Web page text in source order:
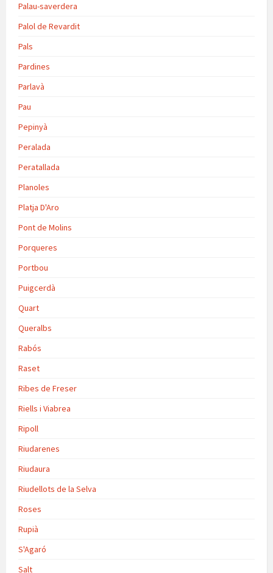
Palau-saverdera
Palol de Revardit
Pals
Pardines
Parlavà
Pau
Pepinyà
Peralada
Peratallada
Planoles
Platja D'Aro
Pont de Molins
Porqueres
Portbou
Puigcerdà
Quart
Queralbs
Rabós
Raset
Ribes de Freser
Riells i Viabrea
Ripoll
Riudarenes
Riudaura
Riudellots de la Selva
Roses
Rupià
S'Agaró
Salt